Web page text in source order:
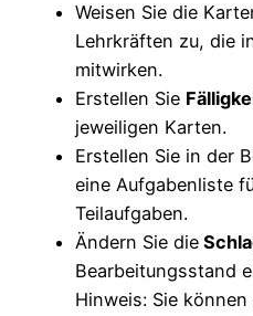
Weisen Sie die
Lehrkräften zu, die
mitwirken.
Erstellen Sie
jeweiligen Karten.
Erstellen Sie in der
eine Aufgabenliste
Teilaufgaben.
Ändern Sie die
Bearbeitungsstand
Hinweis: Sie